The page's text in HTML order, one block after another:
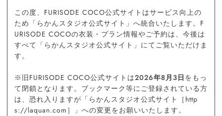
この度、FURISODE COCO公式サイトはサービス向上の
ため「らかんスタジオ公式サイト」へ統合いたします。F
URISODE COCOの衣装・プラン情報やご予約は、今後は
すべて「らかんスタジオ公式サイト」にてご覧いただけま
す。
※旧FURISODE COCO公式サイトは2026年8月3日 をもっ
て閉鎖となります。ブックマーク等にご登録されている方
は、恐れ入りますが「らかんスタジオ公式サイト［http
s://laquan.com］」への変更をお願いいたします。